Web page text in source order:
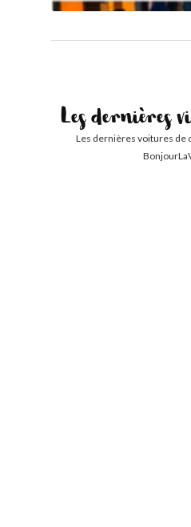
Les dernières
Les dernières voitures de